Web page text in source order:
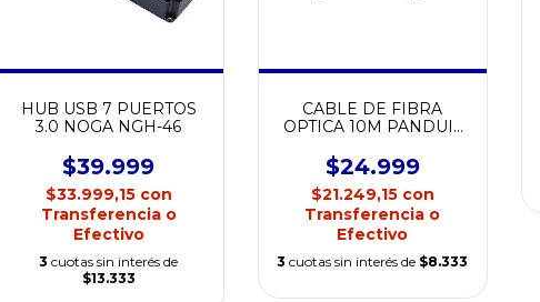
HUB USB 7 PUERTOS
3.0 NOGA NGH-46
$39.999
$33.999,15 con
Transferencia o
Efectivo
3 cuotas sin interés de
$13.333
CABLE DE FIBRA
OPTICA 10M PANDUIT
$24.999
$21.249,15 con
Transferencia o
Efectivo
3 cuotas sin interés de $8.333